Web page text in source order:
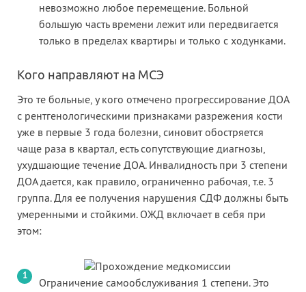
невозможно любое перемещение. Больной
большую часть времени лежит или передвигается
только в пределах квартиры и только с ходунками.
Кого направляют на МСЭ
Это те больные, у кого отмечено прогрессирование ДОА
с рентгенологическими признаками разрежения кости
уже в первые 3 года болезни, синовит обостряется
чаще раза в квартал, есть сопутствующие диагнозы,
ухудшающие течение ДОА. Инвалидность при 3 степени
ДОА дается, как правило, ограниченно рабочая, т.е. 3
группа. Для ее получения нарушения СДФ должны быть
умеренными и стойкими. ОЖД включает в себя при
этом:
Ограничение самообслуживания 1 степени. Это